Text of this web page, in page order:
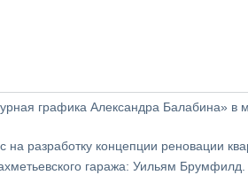
графика Александра Балабина» в
на разработку концепции реновации
гаража: Уильям